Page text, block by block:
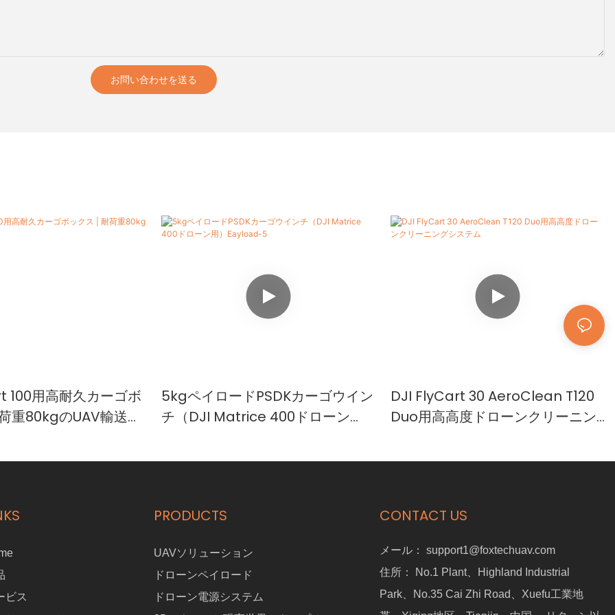
お問い合わせを送る
100用高耐久カーゴボ
重80kgのUAV輸送ケ
5kgペイロードPSDKカーゴウイン
チ（DJI Matrice 400ドローン
DJI FlyCart 30 AeroClean T120
Duo用高高度ドローンクリーニン
ビス
PRODUCTS
UAVソリューション
ドローンペイロード
ドローン電源システム
CONTACT US
メール： support1@foxtechuav.com
住所：
No.1 Plant、Highland Industrial
Park、No.35 Cai Zhi Road、Xuefu工業地